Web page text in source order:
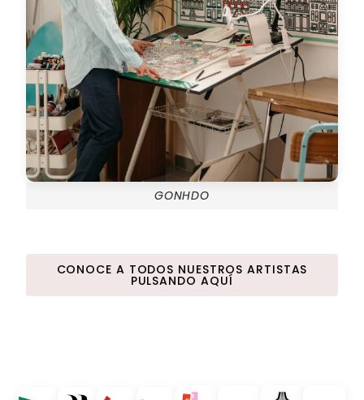
GONHDO
CONOCE A TODOS NUESTROS ARTISTAS
PULSANDO AQUÍ